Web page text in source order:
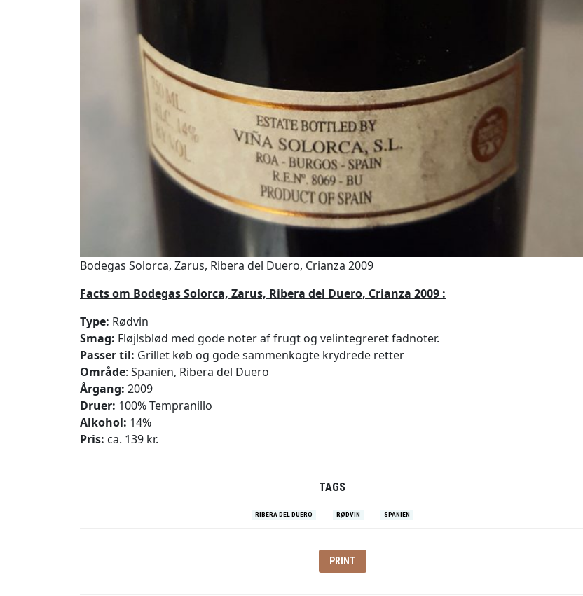
Bodegas Solorca, Zarus, Ribera del Duero, Crianza 2009
Facts om Bodegas Solorca, Zarus, Ribera del Duero, Crianza 2009 :
Type: Rødvin
Smag: Fløjlsblød med gode noter af frugt og velintegreret fadnoter.
Passer til: Grillet køb og gode sammenkogte krydrede retter
Område: Spanien, Ribera del Duero
Årgang: 2009
Druer: 100% Tempranillo
Alkohol: 14%
Pris: ca. 139 kr.
TAGS
RIBERA DEL DUERO RØDVIN SPANIEN
PRINT